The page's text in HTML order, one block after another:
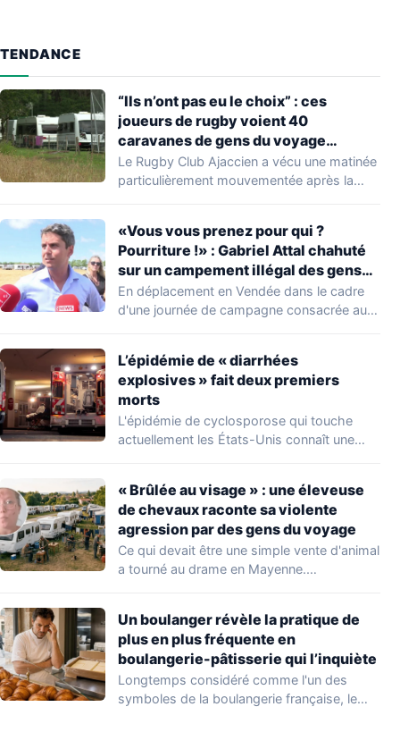
TENDANCE
“Ils n’ont pas eu le choix” : ces
joueurs de rugby voient 40
caravanes de gens du voyage
s’installer dans leur stade, ils les
délogent en moins d’1 heure
Le Rugby Club Ajaccien a vécu une matinée
particulièrement mouvementée après la
«Vous vous prenez pour qui ?
Pourriture !» : Gabriel Attal chahuté
sur un campement illégal des gens
du voyage
En déplacement en Vendée dans le cadre
d'une journée de campagne consacrée aux
L’épidémie de « diarrhées
explosives » fait deux premiers
morts
L'épidémie de cyclosporose qui touche
actuellement les États-Unis connaît une
« Brûlée au visage » : une éleveuse
de chevaux raconte sa violente
agression par des gens du voyage
Ce qui devait être une simple vente d'animal
a tourné au drame en Mayenne.…
Un boulanger révèle la pratique de
plus en plus fréquente en
boulangerie-pâtisserie qui l’inquiète
Longtemps considéré comme l'un des
symboles de la boulangerie française, le